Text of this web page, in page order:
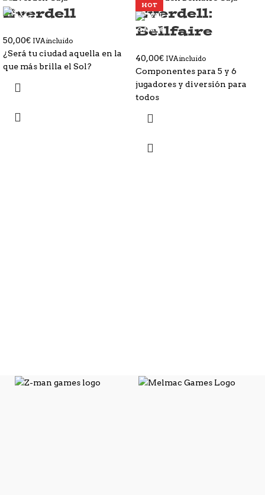
Everdell
50,00€ IVA incluido
¿Será tu ciudad aquella en la
que más brilla el Sol?
HOT
Everdell:
Bellfaire
40,00€ IVA incluido
Componentes para 5 y 6
jugadores y diversión para
todos